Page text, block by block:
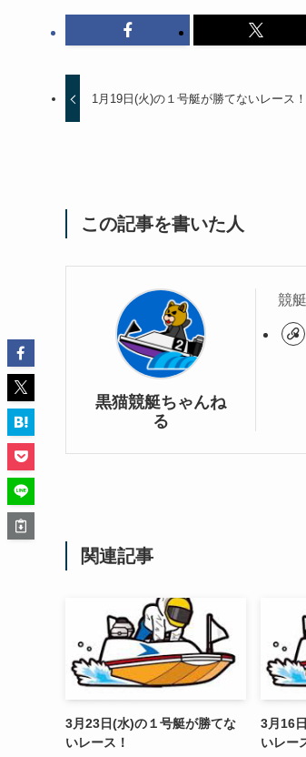
1月19日(火)の１号艇が勝てないレース！
この記事を書いた人
黒猫競艇ちゃんね
る
競
関連記事
3月23日(水)の１号艇が勝てな
いレース！
3月16
いレー